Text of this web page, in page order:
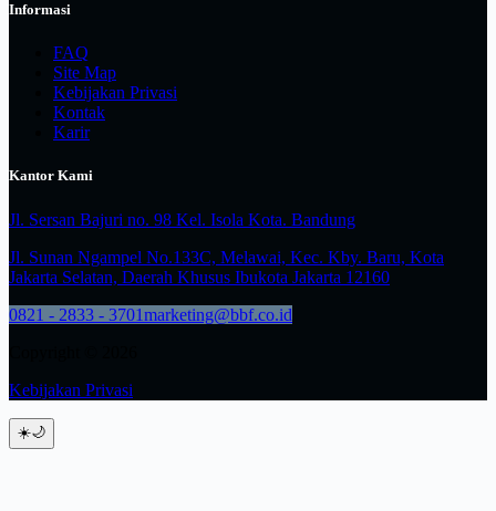
Informasi
FAQ
Site Map
Kebijakan Privasi
Kontak
Karir
Kantor Kami
Jl. Sersan Bajuri no. 98 Kel. Isola Kota. Bandung
Jl. Sunan Ngampel No.133C, Melawai, Kec. Kby. Baru, Kota
Jakarta Selatan, Daerah Khusus Ibukota Jakarta 12160
0821 - 2833 - 3701marketing@bbf.co.id
Kebijakan Privasi
☀️🌙